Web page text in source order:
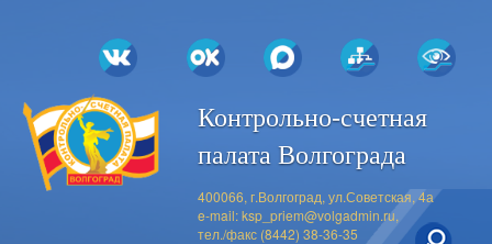
Контрольно-счетная
палата Волгограда
400066, г.Волгоград, ул.Советская, 4а
e-mail:ksp_priem@volgadmin.ru,
тел./факс (8442) 38-36-35